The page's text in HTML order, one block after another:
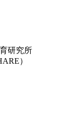
研究所
）